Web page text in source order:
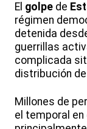
El golpe de
régimen
detenida
guerrillas
complicada
distribución
Millones de
el temporal en